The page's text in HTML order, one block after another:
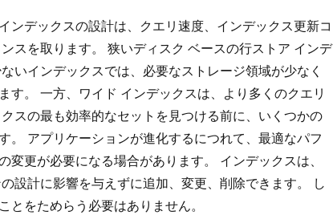
ンデックスの設計は、クエリ速度、インデックス更新コ
スを取ります。 狭いディスク ベースの行ストア インデ
いインデックスでは、必要なストレージ領域が少なく
す。 一方、ワイド インデックスは、より多くのクエリ
スの最も効率的なセットを見つける前に、いくつかの
。 アプリケーションが進化するにつれて、最適なパフ
更が必要になる場合があります。 インデックスは、
設計に影響を与えずに追加、変更、削除できます。 し
をためらう必要はありません。